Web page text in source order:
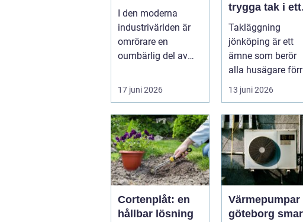
I den moderna
industrivärlden är
omrörare en
oumbärlig del av
17 juni 2026
trygga tak i ett
krävande
småländskt
klimat
Takläggning
jönköping är ett
ämne som berör
alla husägare förr
eller senare. Taket
13 juni 2026
Cortenplåt: en
hållbar lösning
Värmepumpar
göteborg smart